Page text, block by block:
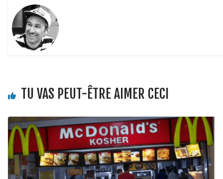
TU VAS PEUT-ÊTRE AIMER CECI